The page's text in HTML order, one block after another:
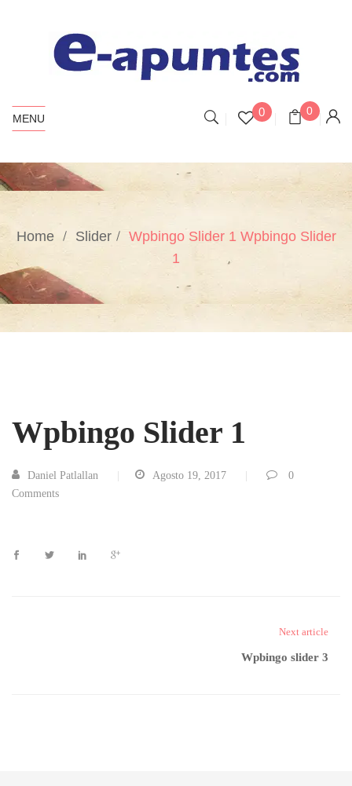
MENU 0 0
Home Slider Wpbingo Slider 1 Wpbingo Slider
1
Wpbingo Slider 1
Daniel Patlallan Agosto 19, 2017
0
Comments
Next article
Wpbingo slider 3